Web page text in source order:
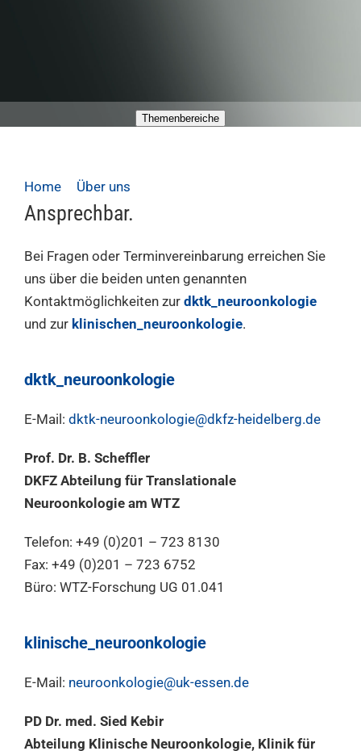
Themenbereiche
Home Über uns
Ansprechbar.
Bei Fragen oder Terminvereinbarung erreichen Sie
uns über die beiden unten genannten
Kontaktmöglichkeiten zur dktk_neuroonkologie
und zur klinischen_neuroonkologie.
dktk_neuroonkologie
E-Mail: dktk-neuroonkologie@dkfz-heidelberg.de
Prof. Dr. B. Scheffler
DKFZ Abteilung für Translationale
Neuroonkologie am WTZ
Telefon: +49 (0)201 – 723 8130
Fax: +49 (0)201 – 723 6752
Büro: WTZ-Forschung UG 01.041
klinische_neuroonkologie
E-Mail: neuroonkologie@uk-essen.de
PD Dr. med. Sied Kebir
Abteilung Klinische Neuroonkologie, Klinik für